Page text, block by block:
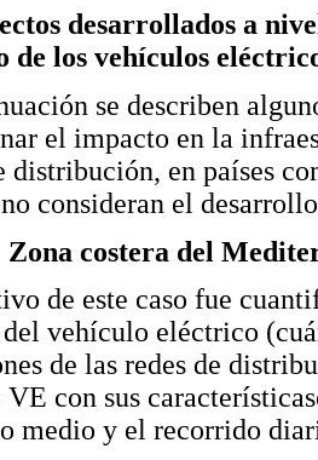
desarrollados a
de los vehículos
se describen
el impacto en la
distribución, en países
consideran el
Zona costera del
de este caso fue
vehículo eléctrico
de las redes de
VE con sus
medio y el recorrido